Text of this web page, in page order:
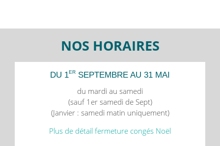
NOS HORAIRES
DU 1ER SEPTEMBRE AU 31 MAI
du mardi au samedi
(sauf 1er samedi de Sept)
(Janvier : samedi matin uniquement)
Plus de détail fermeture congés Noël